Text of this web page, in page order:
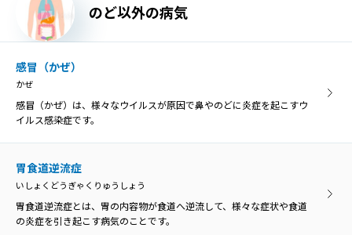
慢性扁桃炎
まんせいへんとうえん
慢性扁桃炎は、扁桃の炎症が3カ月以上長期的に残ってしまう病気
で、症状が落ち着いている「慢性期」と急激に悪化する「急性増悪
期」に分けられます。
のどの違和感や異物感、閉塞感、圧迫感などを咽喉頭異常感と呼び、
原因がはっきり分かるものと、明らかな原因がないものに分けられま
す。
胃食道逆流症
いしょくどうぎゃくりゅうしょう
胃食道逆流症とは、胃の内容物が食道へ逆流して、様々な症状や食道
の炎症を引き起こす病気のことです。
咽喉頭異常感症
いんこうとういじょうかんしょう
のどの違和感や異物感、閉塞感、圧迫感などを咽喉頭異常感と呼び、
原因がはっきり分かるものと、明らかな原因がないものに分けられま
す。
咽喉頭炎
のど以外の病気
感冒（かぜ）
かぜ
感冒（かぜ）は、様々なウイルスが原因で鼻やのどに炎症を起こすウ
イルス感染症です。
胃食道逆流症
いしょくどうぎゃくりゅうしょう
胃食道逆流症とは、胃の内容物が食道へ逆流して、様々な症状や食道
の炎症を引き起こす病気のことです。